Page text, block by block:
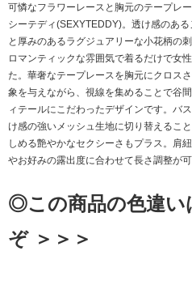
可憐なフラワーレースと胸元のテープレ
シーテディ(SEXYTEDDY)。透け感のあ
と厚みのあるラグジュアリーな小花柄の
ロマンティックな雰囲気で着るだけで女
た。華奢なテープレースを胸元にクロス
象を与えながら、視線を集めることで谷
ィテールにこだわったデザインです。バ
け感の強いメッシュ生地に切り替えるこ
しめる艶やかなセクシーさもプラス。肩
やお好みの露出度に合わせて長さ調整が可
◎この商品の色違い
ぞ ＞＞＞